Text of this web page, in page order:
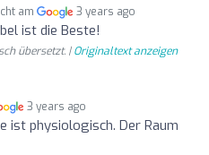
am 3 years ago
ist die Beste!
übersetzt. |Originaltext anzeigen
3 years ago
ist physiologisch. Der Raum